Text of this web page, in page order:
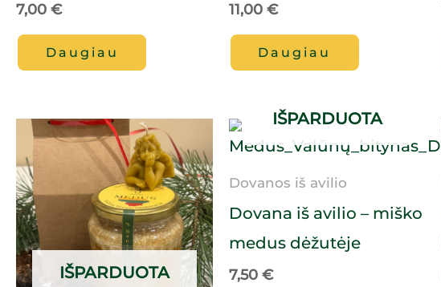
7,00 €
Daugiau
11,00 €
Daugiau
IŠPARDUOTA
IŠPARDUOTA
Dovanos iš avilio
Dovana iš avilio – miško
medus dėžutėje
7,50 €